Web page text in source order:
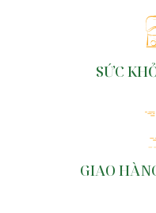
SỨC
GIAO